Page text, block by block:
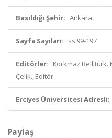
Basıldığı Şehir: Ankara
Sayfa Sayıları: ss.99-197
Editörler: Korkmaz Bellitürk.
Çelik., Editör
Erciyes Üniversitesi Adresli:
Paylaş